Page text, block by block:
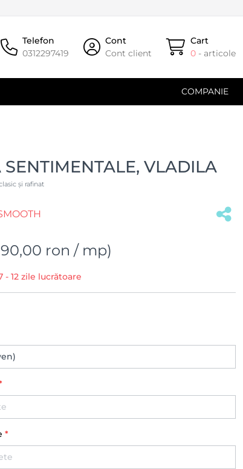
Telefon
0312297419
Cont
Cont client
Cart
0 - articole
COMPANIE
SENTIMENTALE, VLADILA
și rafinat
ron / mp)
- 12 zile lucrătoare
*